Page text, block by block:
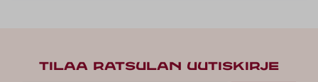
TILAA RATSULAN UUTISKIRJE